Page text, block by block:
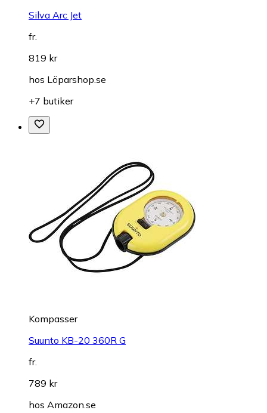
Silva Arc Jet
fr.
819 kr
hos Löparshop.se
+7 butiker
Kompasser
Suunto KB-20 360R G
fr.
789 kr
hos Amazon.se